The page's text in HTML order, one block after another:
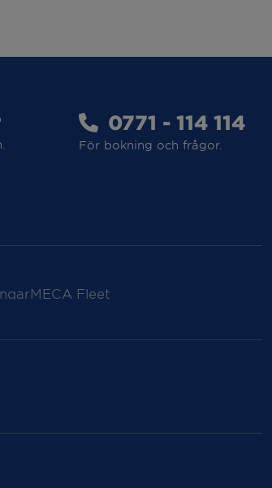
0771 - 114 114
För bokning och frågor.
MECA Fleet